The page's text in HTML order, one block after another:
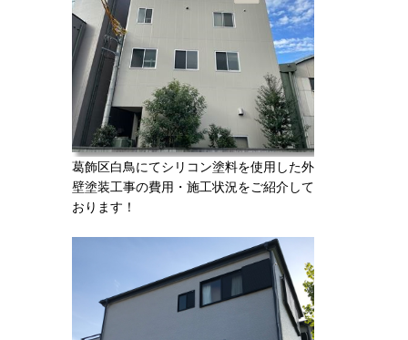
葛飾区白鳥にてシリコン塗料を使用した外
壁塗装工事の費用・施工状況をご紹介して
おります！